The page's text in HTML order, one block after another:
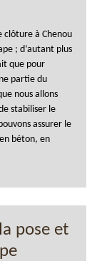
clôture à Chenou
; d’autant plus
que pour
partie du
nous allons
stabiliser le
assurer le
béton, en
pose et